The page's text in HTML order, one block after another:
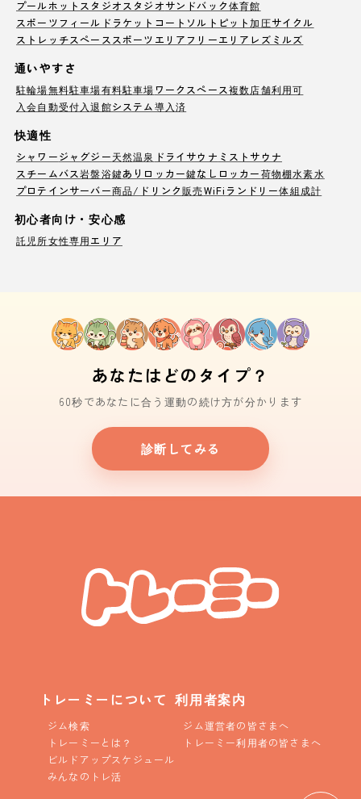
プールホットスタジオ スタジオサンドバック体育館
スポーツフィールド ラケットコート ソルトピット加圧サイクル
ストレッチスペース スポーツエリア フリーエリア レズミルズ
通いやすさ
駐輪場無料駐車場有料駐車場ワークスペース複数店舗利用可
入会自動受付 入退館システム導入済
快適性
シャワージャグジー天然温泉 ドライサウナ ミストサウナ
スチームバス岩盤浴鍵ありロッカー鍵なしロッカー荷物棚水素水
プロテインサーバー商品/ドリンク販売WiFi ランドリー体組成計
初心者向け・安心感
託児所女性専用エリア
あなたはどのタイプ？
60秒であなたに合う運動の続け方が分かります
診断してみる
トレーミーについて
ジム検索
トレーミーとは？
ビルドアップスケジュール
みんなのトレ活
利用者案内
ジム運営者の皆さまへ
トレーミー利用者の皆さまへ